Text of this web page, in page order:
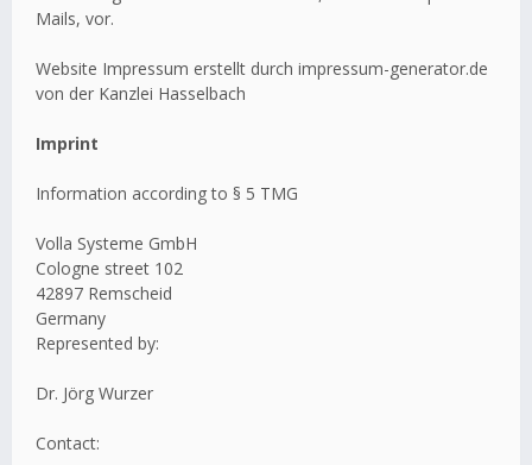
Mails, vor.
Website Impressum erstellt durch impressum-generator.de
von der Kanzlei Hasselbach
Imprint
Information according to § 5 TMG
Volla Systeme GmbH
Cologne street 102
42897 Remscheid
Germany
Represented by:
Dr. Jörg Wurzer
Contact: